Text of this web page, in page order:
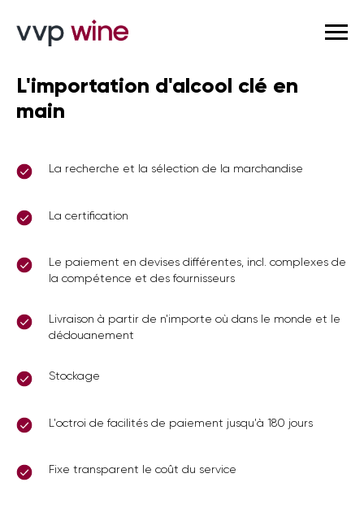
L'importation d'alcool clé en
main
La recherche et la sélection de la marchandise
La certification
Le paiement en devises différentes, incl. complexes de
la compétence et des fournisseurs
Livraison à partir de n'importe où dans le monde et le
dédouanement
Stockage
L'octroi de facilités de paiement jusqu'à 180 jours
Fixe transparent le coût du service